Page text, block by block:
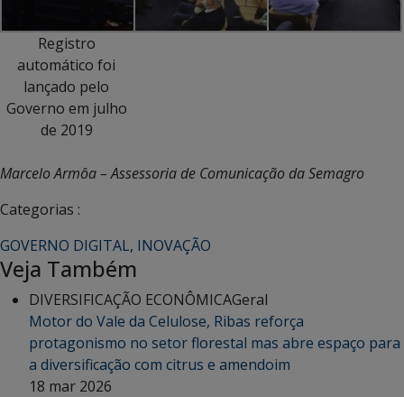
Registro
automático foi
lançado pelo
Governo em julho
de 2019
Marcelo Armôa – Assessoria de Comunicação da Semagro
Categorias :
GOVERNO DIGITAL, INOVAÇÃO
Veja Também
DIVERSIFICAÇÃO ECONÔMICAGeral
Motor do Vale da Celulose, Ribas reforça
protagonismo no setor florestal mas abre espaço para
a diversificação com citrus e amendoim
18 mar 2026